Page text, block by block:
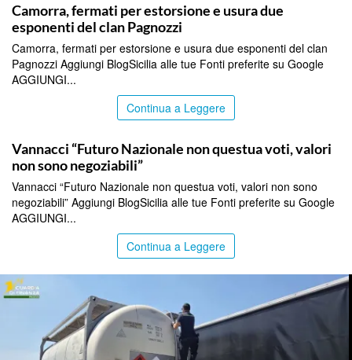
Camorra, fermati per estorsione e usura due
esponenti del clan Pagnozzi
Camorra, fermati per estorsione e usura due esponenti del clan
Pagnozzi Aggiungi BlogSicilia alle tue Fonti preferite su Google
AGGIUNGI...
Continua a Leggere
Vannacci “Futuro Nazionale non questua voti, valori
non sono negoziabili”
Vannacci “Futuro Nazionale non questua voti, valori non sono
negoziabili” Aggiungi BlogSicilia alle tue Fonti preferite su Google
AGGIUNGI...
Continua a Leggere